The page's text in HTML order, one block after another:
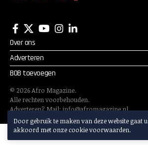
Door gebruik te maken van deze website gaat u
akkoord met onze cookie voorwaarden.
Over ons
Adverteren
BOB toevoegen
© 2026Afro Magazine.
Alle rechten voorbehouden.
Adverteren? Mail:info@afromagazine.nl